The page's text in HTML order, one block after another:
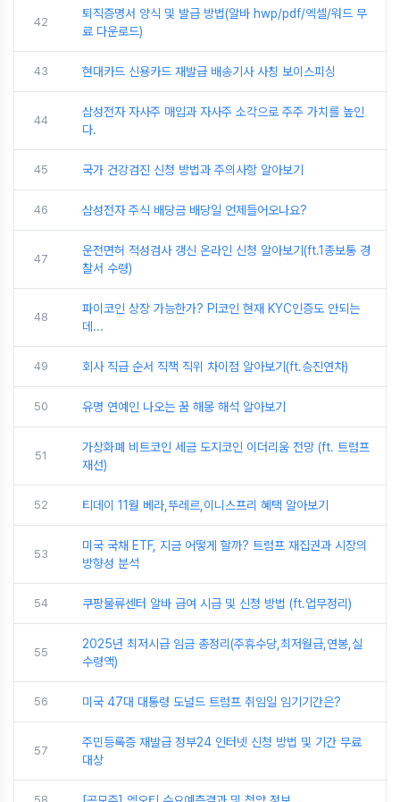
42
퇴직증명서 양식 및 발급 방법(알바 hwp/pdf/엑셀/워드 무
료 다운로드)
43 현대카드 신용카드 재발급 배송기사 사칭 보이스피싱
44
삼성전자 자사주 매입과 자사주 소각으로 주주 가치를 높인
다.
45 국가 건강검진 신청 방법과 주의사항 알아보기
46 삼성전자 주식 배당금 배당일 언제들어오나요?
47
운전면허 적성검사 갱신 온라인 신청 알아보기(ft.1종보통 경
찰서 수령)
48
파이코인 상장 가능한가? PI코인 현재 KYC인증도 안되는
데...
49 회사 직급 순서 직책 직위 차이점 알아보기(ft.승진연차)
50 유명 연예인 나오는 꿈 해몽 해석 알아보기
51
가상화폐 비트코인 세금 도지코인 이더리움 전망 (ft. 트럼프
재선)
52 티데이 11월 베라,뚜레르,이니스프리 혜택 알아보기
53
미국 국채 ETF, 지금 어떻게 할까? 트럼프 재집권과 시장의
방향성 분석
54 쿠팡물류센터 알바 급여 시급 및 신청 방법 (ft.업무정리)
55
2025년 최저시급 임금 총정리(주휴수당,최저월급,연봉,실
수령액)
56 미국 47대 대통령 도널드 트럼프 취임일 임기기간은?
57
주민등록증 재발급 정부24 인터넷 신청 방법 및 기간 무료
대상